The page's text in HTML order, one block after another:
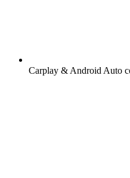
Carplay & Android Auto